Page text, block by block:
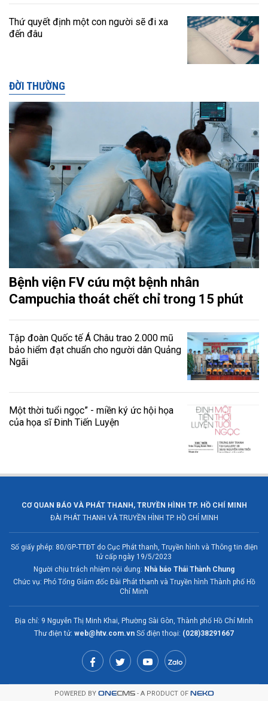
Thứ quyết định một con người sẽ đi xa
đến đâu
ĐỜI THƯỜNG
Bệnh viện FV cứu một bệnh nhân
Campuchia thoát chết chỉ trong 15 phút
Tập đoàn Quốc tế Á Châu trao 2.000 mũ
bảo hiểm đạt chuẩn cho người dân Quảng
Ngãi
Một thời tuổi ngọc” - miền ký ức hội họa
của họa sĩ Đinh Tiến Luyện
CƠ QUAN BÁO VÀ PHÁT THANH, TRUYỀN HÌNH TP. HỒ CHÍ MINH
ĐÀI PHÁT THANH VÀ TRUYỀN HÌNH TP. HỒ CHÍ MINH
Số giấy phép: 80/GP-TTĐT do Cục Phát thanh, Truyền hình và Thông tin điện
tử cấp ngày 19/5/2023
Người chịu trách nhiệm nội dung: Nhà báo Thái Thành Chung
Chức vụ: Phó Tổng Giám đốc Đài Phát thanh và Truyền hình Thành phố Hồ
Chí Minh
Địa chỉ: 9 Nguyễn Thị Minh Khai, Phường Sài Gòn, Thành phố Hồ Chí Minh
Thư điện tử: web@htv.com.vn Số điện thoại: (028)38291667
POWERED BY ONECMS- A PRODUCT OF NEKO